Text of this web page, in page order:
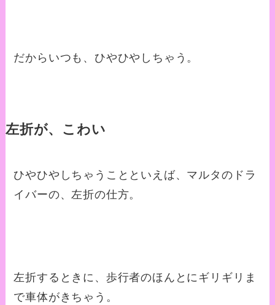
だからいつも、ひやひやしちゃう。
左折が、こわい
ひやひやしちゃうことといえば、マルタのドラ
イバーの、左折の仕方。
左折するときに、歩行者のほんとにギリギリま
で車体がきちゃう。